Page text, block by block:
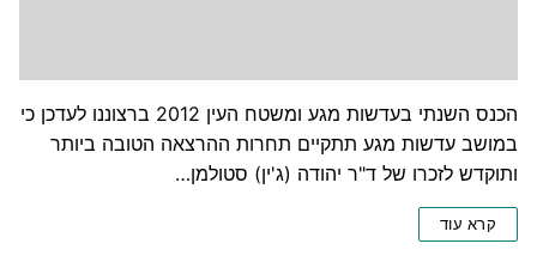
הכנס השנתי בעדשות מגע ומשטח העין 2012 ברצוננו לעדכן כי
במושב עדשות מגע תתקיים תחרות ההרצאה הטובה ביותר
ותוקדש לזכרו של ד"ר יהודה (ג'ין) סטולמן…
קרא עוד